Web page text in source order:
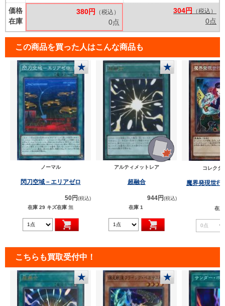
価格
在庫
380円 （税込）
0点
304円
（税込）
0点
この商品を買った人はこんな商品も
★
ノーマル
閃刀空域－エリアゼロ
50円(税込)
在庫 29 キズ在庫 無
★
アルティメットレア
超融合
944円(税込)
在庫 1
コレクタ
魔界発現世行
在
こちらも買取受付中！
★ ★